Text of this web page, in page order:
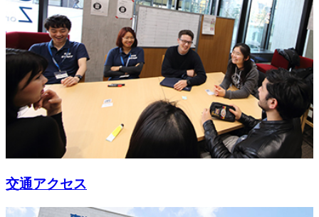
交通アクセス